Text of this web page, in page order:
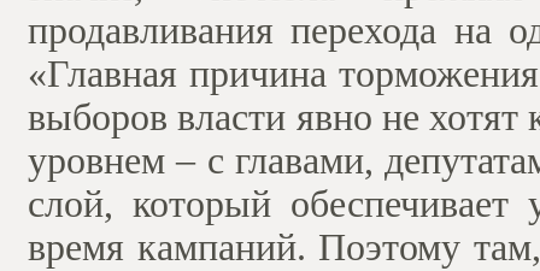
продавливания перехода на
«Главная причина
выборов власти явно не
уровнем – с главами,
слой, который
время кампаний. Поэтому